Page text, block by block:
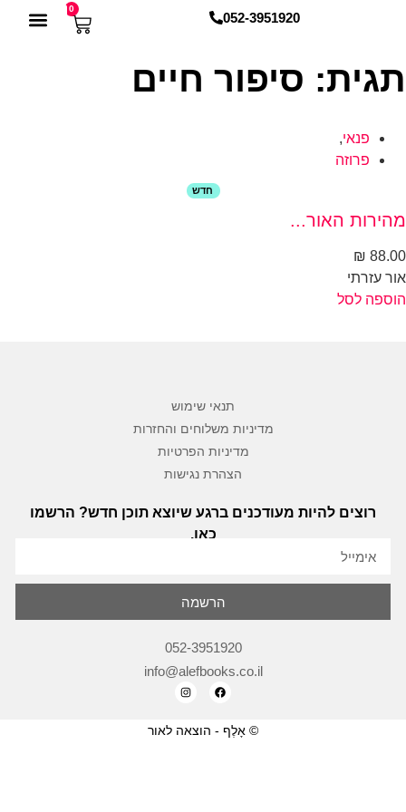
052-3951920
0
סיפור חיים
פנאי,
פרוזה
חדש
האור...
₪
עזרתי
לסל
תנאי שימוש
מדיניות משלוחים והחזרות
מדיניות הפרטיות
הצהרת נגישות
רוצים להיות מעודכנים ברגע שיוצא תוכן חדש? הרשמו
כאן.
הרשמה
052-3951920
info@alefbooks.co.il
© אָלֶף - הוצאה לאור